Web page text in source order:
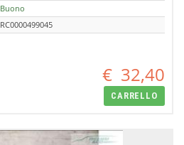
Buono
RC0000499045
€ 32,40
CARRELLO